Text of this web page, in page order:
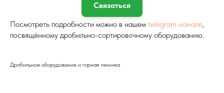
Связаться
Посмотреть подробности можно в нашем telegram-канале,
посвящённому дробильно-сортировочному оборудованию.
Дробильное оборудование и горная техника